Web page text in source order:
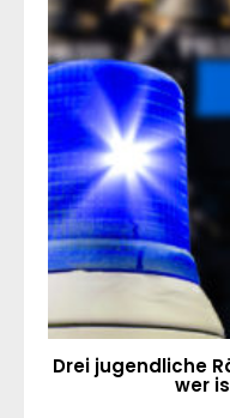
Drei jugendliche
wer